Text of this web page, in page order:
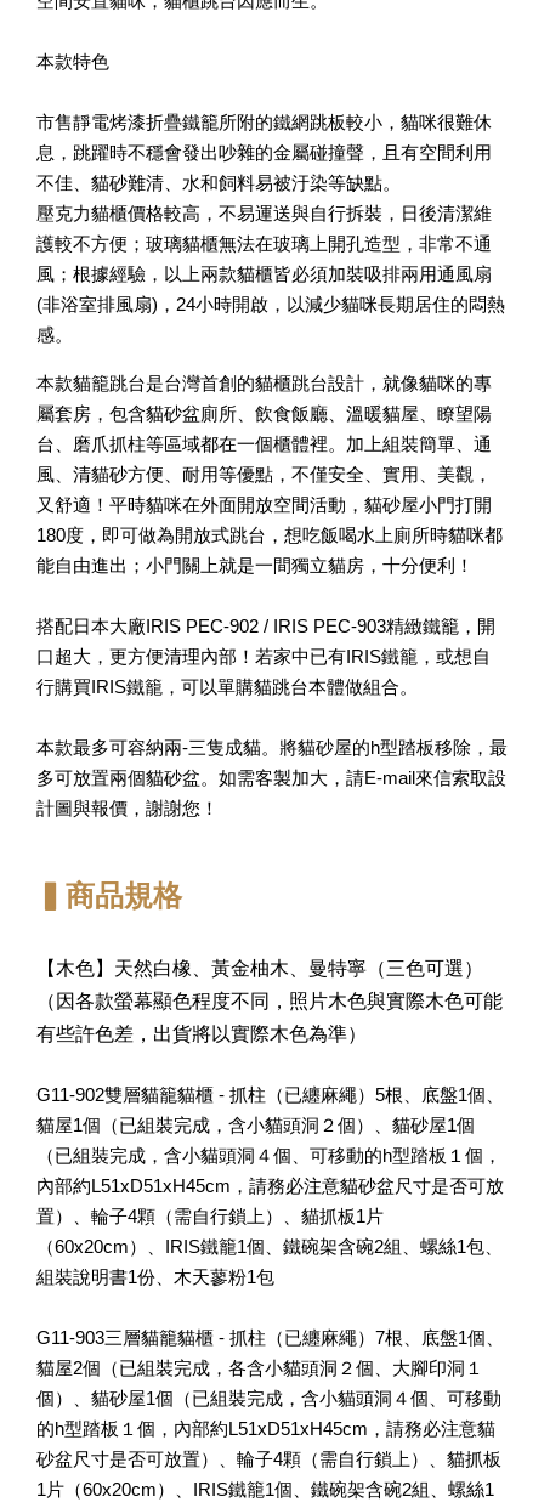
NT$ 390
加入購物車
本款特色
市售靜電烤漆折疊鐵籠所附的鐵網跳板較小，貓咪很難休
息，跳躍時不穩會發出吵雜的金屬碰撞聲，且有空間利用
不佳、貓砂難清、水和飼料易被汙染等缺點。
壓克力貓櫃價格較高，不易運送與自行拆裝，日後清潔維
護較不方便；玻璃貓櫃無法在玻璃上開孔造型，非常不通
風；根據經驗，以上兩款貓櫃皆必須加裝吸排兩用通風扇
(非浴室排風扇)，24小時開啟，以減少貓咪長期居住的悶熱
感。
本款貓籠跳台是台灣首創的貓櫃跳台設計，就像貓咪的專
屬套房，包含貓砂盆廁所、飲食飯廳、溫暖貓屋、瞭望陽
台、磨爪抓柱等區域都在一個櫃體裡。加上組裝簡單、通
風、清貓砂方便、耐用等優點，不僅安全、實用、美觀，
又舒適！平時貓咪在外面開放空間活動，貓砂屋小門打開
180度，即可做為開放式跳台，想吃飯喝水上廁所時貓咪都
能自由進出；小門關上就是一間獨立貓房，十分便利！
搭配日本大廠IRIS PEC-902 / IRIS PEC-903精緻鐵籠，開
口超大，更方便清理內部！若家中已有IRIS鐵籠，或想自
行購買IRIS鐵籠，可以單購貓跳台本體做組合。
本款最多可容納兩-三隻成貓。將貓砂屋的h型踏板移除，最
多可放置兩個貓砂盆。如需客製加大，請E-mail來信索取設
計圖與報價，謝謝您！
▍商品規格
【木色】天然白橡、黃金柚木、曼特寧（三色可選）
（因各款螢幕顯色程度不同，照片木色與實際木色可能
有些許色差，出貨將以實際木色為準）
G11-902雙層貓籠貓櫃 - 抓柱（已纏麻繩）5根、底盤1個、
貓屋1個（已組裝完成，含小貓頭洞２個）、貓砂屋1個
（已組裝完成，含小貓頭洞４個、可移動的h型踏板１個，
內部約L51xD51xH45cm，請務必注意貓砂盆尺寸是否可放
置）、輪子4顆（需自行鎖上）、貓抓板1片
（60x20cm）、IRIS鐵籠1個、鐵碗架含碗2組、螺絲1包、
組裝說明書1份、木天蓼粉1包
G11-903三層貓籠貓櫃 - 抓柱（已纏麻繩）7根、底盤1個、
貓屋2個（已組裝完成，各含小貓頭洞２個、大腳印洞１
個）、貓砂屋1個（已組裝完成，含小貓頭洞４個、可移動
的h型踏板１個，內部約L51xD51xH45cm，請務必注意貓
砂盆尺寸是否可放置）、輪子4顆（需自行鎖上）、貓抓板
1片（60x20cm）、IRIS鐵籠1個、鐵碗架含碗2組、螺絲1